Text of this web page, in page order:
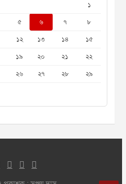
১
৫ ৬ ৭
৮
১২ ১৩ ১৪
১৫
১৯ ২০ ২১
২২
২৬ ২৭ ২৮
২৯